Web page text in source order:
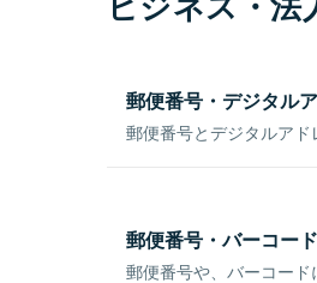
郵便番号・デジタル
郵便番号とデジタルアド
郵便番号・バーコー
郵便番号や、バーコード